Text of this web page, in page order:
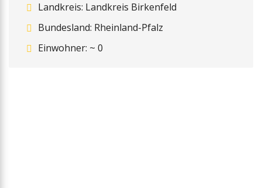
Landkreis: Landkreis Birkenfeld
Bundesland: Rheinland-Pfalz
Einwohner: ~ 0